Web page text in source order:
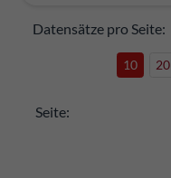
Datensätze pro Seite:
10 20
Seite: